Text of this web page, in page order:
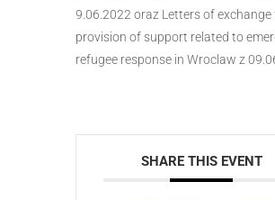
9.06.2022 oraz Letters of
provision of support related to
refugee response in Wroclaw z
SHARE THIS EVENT